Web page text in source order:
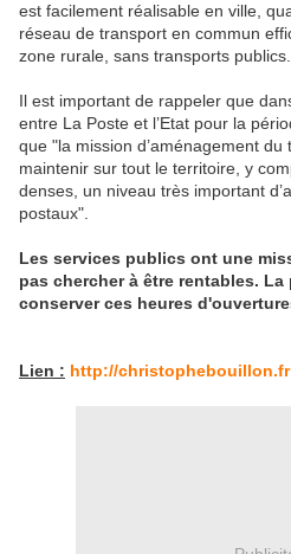
est facilement réalisable en ville,
réseau de transport en commun
zone rurale, sans transports publics.
Il est important de rappeler que
entre La Poste et l’Etat pour la
que "la mission d’aménagement
maintenir sur tout le territoire, y
denses, un niveau très important
postaux".
Les services publics ont une
pas chercher à être rentables.
conserver ces heures
Lien : http://christophebouillon.fr